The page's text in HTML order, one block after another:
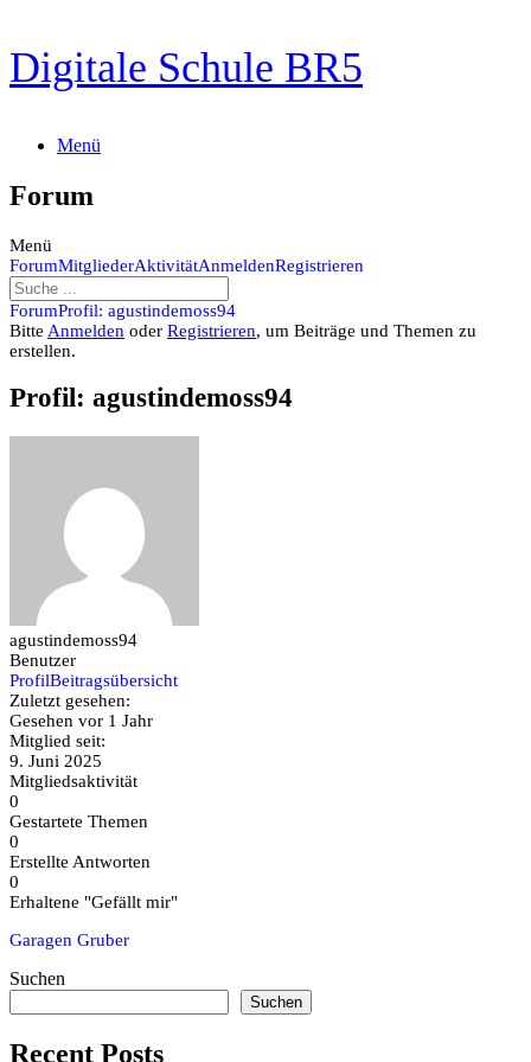
Zum
Inhalt
springen
Digitale Schule BR5
Menü
Forum
Menü
Forum-
Navigation
ForumMitgliederAktivitätAnmeldenRegistrieren
Forum-
Breadcrumbs
-
bist
hier:
ForumProfil: agustindemoss94
Bitte Anmelden oder Registrieren, um Beiträge und Themen zu
erstellen.
Profil: agustindemoss94
agustindemoss94
Benutzer
ProfilBeitragsübersicht
Zuletzt gesehen:
Gesehen vor 1 Jahr
Mitglied seit:
9. Juni 2025
Mitgliedsaktivität
0
Gestartete Themen
0
Erstellte Antworten
0
Erhaltene "Gefällt mir"
Garagen Gruber
Suchen
Suchen
Recent Posts